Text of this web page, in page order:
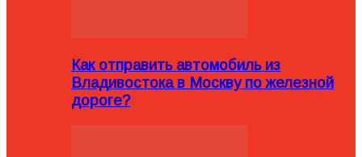
Как отправить автомобиль из
Владивостока в Москву по железной
дороге?